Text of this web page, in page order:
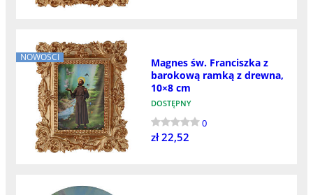
NOWOŚCI
Magnes św. Franciszka z
barokową ramką z drewna,
10×8 cm
DOSTĘPNY
0
zł 22,52